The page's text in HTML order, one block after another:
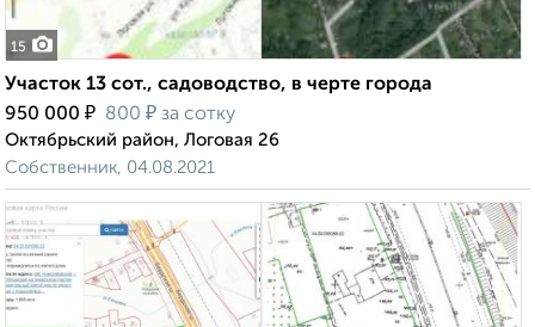
15
Участок 13 сот., садоводство, в черте города
950 000 ₽ 800 ₽ за сотку
Октябрьский район, Логовая 26
Собственник, 04.08.2021